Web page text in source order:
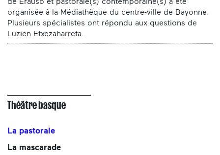
organisée à la Médiathèque du centre-ville de Bayonne.
Plusieurs spécialistes ont répondu aux questions de
Luzien Etxezaharreta.
Théâtre basque
La pastorale
La mascarade